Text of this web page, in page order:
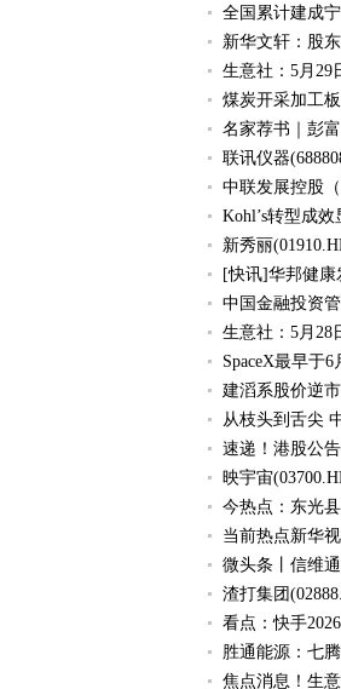
全国累计建成
新华文轩：股
生意社：5月29
煤炭开采加工
名家荐书｜彭
联讯仪器
中联发展控股
Kohl’s转型成
新秀丽
[快讯]华邦健康
中国金融投资
生意社：5月28
SpaceX最早于
建滔系股价逆
从枝头到舌尖
速递！港股公
映宇宙
今热点：东光
当前热点新华
微头条丨信维
渣打集团
看点：快手
胜通能源：七
焦点消息！生